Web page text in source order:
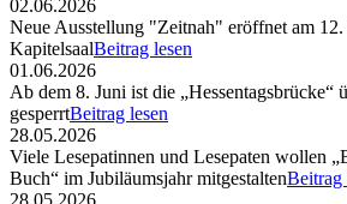
02.06.2026
Neue Ausstellung "Zeitnah" eröffnet am
KapitelsaalBeitrag lesen
01.06.2026
Ab dem 8. Juni ist die „Hessentagsbrücke“
gesperrtBeitrag lesen
28.05.2026
Viele Lesepatinnen und Lesepaten wollen
Buch“ im Jubiläumsjahr mitgestaltenBeitrag